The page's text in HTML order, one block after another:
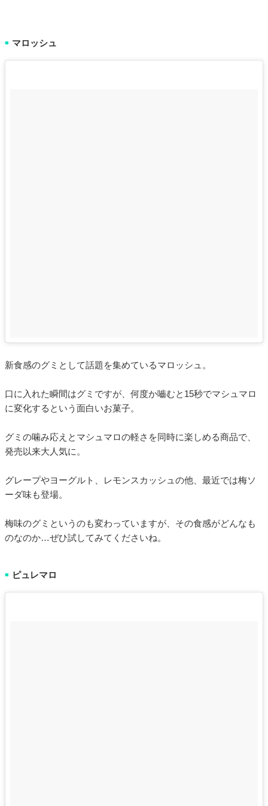
■ マロッシュ
新食感のグミとして話題を集めているマロッシュ。
口に入れた瞬間はグミですが、何度か嚙むと15秒でマシュマロ
に変化するという面白いお菓子。
グミの噛み応えとマシュマロの軽さを同時に楽しめる商品で、
発売以来大人気に。
グレープやヨーグルト、レモンスカッシュの他、最近では梅ソ
ーダ味も登場。
梅味のグミというのも変わっていますが、その食感がどんなも
のなのか…ぜひ試してみてくださいね。
■ ピュレマロ